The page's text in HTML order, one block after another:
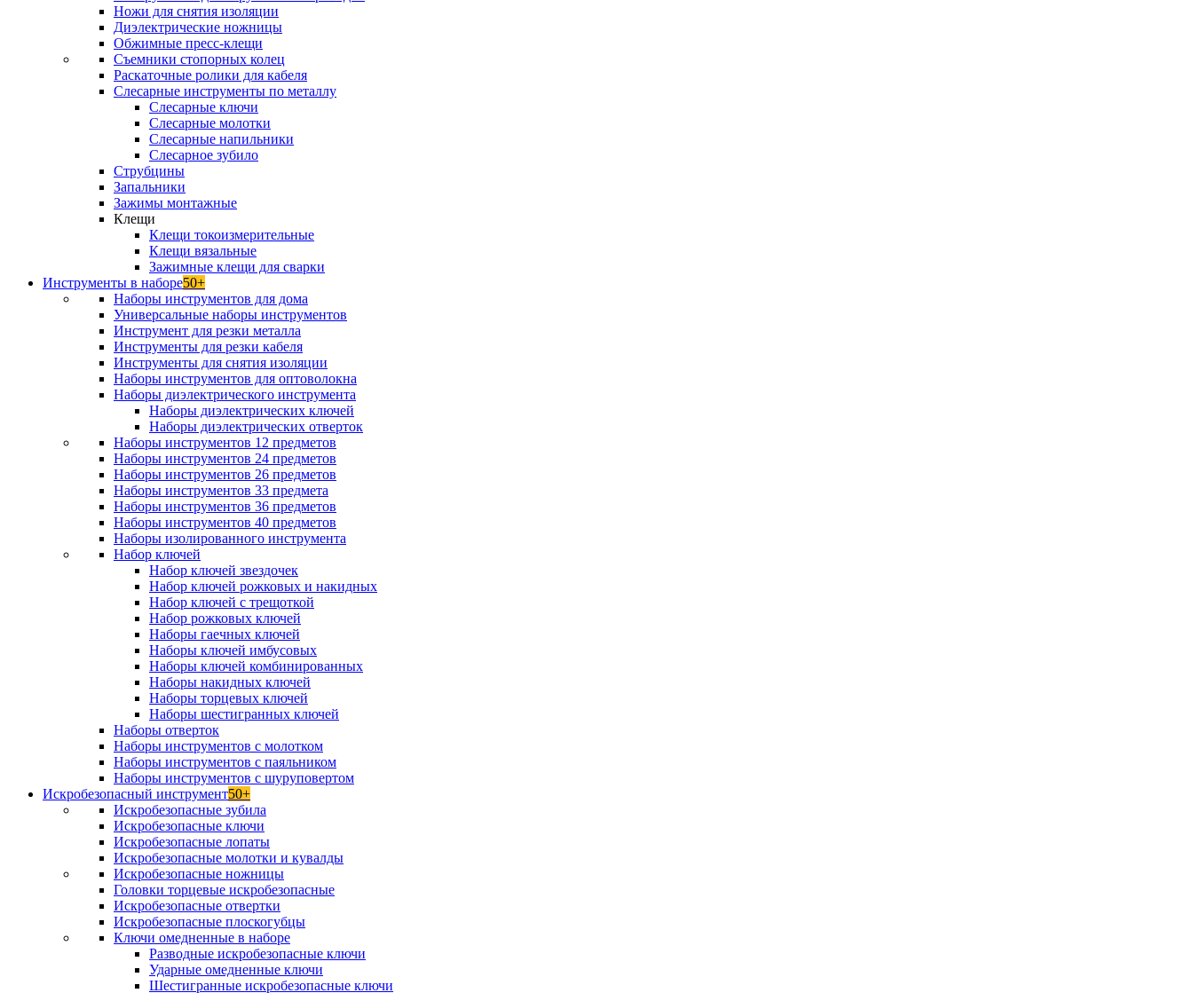
Ножи для снятия изоляции
Диэлектрические ножницы
Обжимные пресс-клещи
Съемники стопорных колец
Раскаточные ролики для кабеля
Слесарные инструменты по металлу
Слесарные ключи
Слесарные молотки
Слесарные напильники
Слесарное зубило
Струбцины
Запальники
Зажимы монтажные
Клещи
Клещи токоизмерительные
Клещи вязальные
Зажимные клещи для сварки
Инструменты в наборе50+
Наборы инструментов для дома
Универсальные наборы инструментов
Инструмент для резки металла
Инструменты для резки кабеля
Инструменты для снятия изоляции
Наборы инструментов для оптоволокна
Наборы диэлектрического инструмента
Наборы диэлектрических ключей
Наборы диэлектрических отверток
Наборы инструментов 12 предметов
Наборы инструментов 24 предметов
Наборы инструментов 26 предметов
Наборы инструментов 33 предмета
Наборы инструментов 36 предметов
Наборы инструментов 40 предметов
Наборы изолированного инструмента
Набор ключей
Набор ключей звездочек
Набор ключей рожковых и накидных
Набор ключей с трещоткой
Набор рожковых ключей
Наборы гаечных ключей
Наборы ключей имбусовых
Наборы ключей комбинированных
Наборы накидных ключей
Наборы торцевых ключей
Наборы шестигранных ключей
Наборы отверток
Наборы инструментов с молотком
Наборы инструментов с паяльником
Наборы инструментов с шуруповертом
Искробезопасный инструмент50+
Искробезопасные зубила
Искробезопасные ключи
Искробезопасные лопаты
Искробезопасные молотки и кувалды
Искробезопасные ножницы
Головки торцевые искробезопасные
Искробезопасные отвертки
Искробезопасные плоскогубцы
Ключи омедненные в наборе
Разводные искробезопасные ключи
Ударные омедненные ключи
Шестигранные искробезопасные ключи